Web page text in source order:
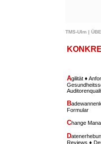
TMS-Ulm |
Agilität ♦
B
Formular
Change
D
Reviews ♦